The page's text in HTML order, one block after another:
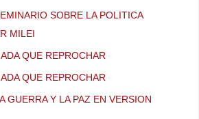
SOBRE LA POLITICA
MILEI
QUE REPROCHAR
QUE REPROCHAR
GUERRA Y LA PAZ EN VERSION